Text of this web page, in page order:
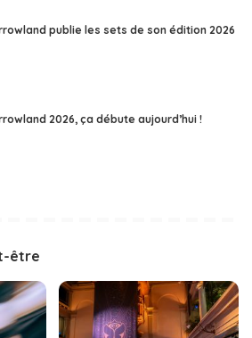
publie les sets de son édition 2026
2026, ça débute aujourd’hui !
être